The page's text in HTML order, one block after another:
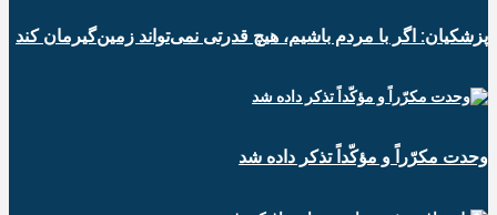
پزشکیان: اگر با مردم باشیم، هیچ قدرتی نمی‌تواند زمین‌گیرمان کند
وحدت مکرّراً و مؤکّداً تذکر داده شد